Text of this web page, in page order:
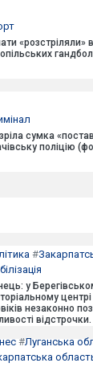
«розстріляли»
сумка
поліцію
#
у
незаконно
відстрочки.
#Луганська